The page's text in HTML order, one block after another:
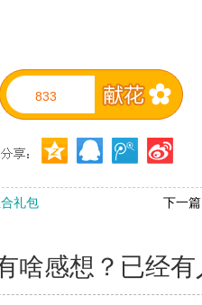
833
礼包 下一
啥感想？已经有